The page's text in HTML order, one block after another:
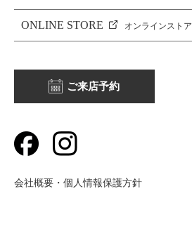
ONLINE STORE オンラインストア
ご来店予約
会社概要・個人情報保護方針